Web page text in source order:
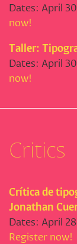
Dates: April
now!
Taller:
Dates: April
now!
Critics
Crítica de
Jonathan
Dates: April
Register now!